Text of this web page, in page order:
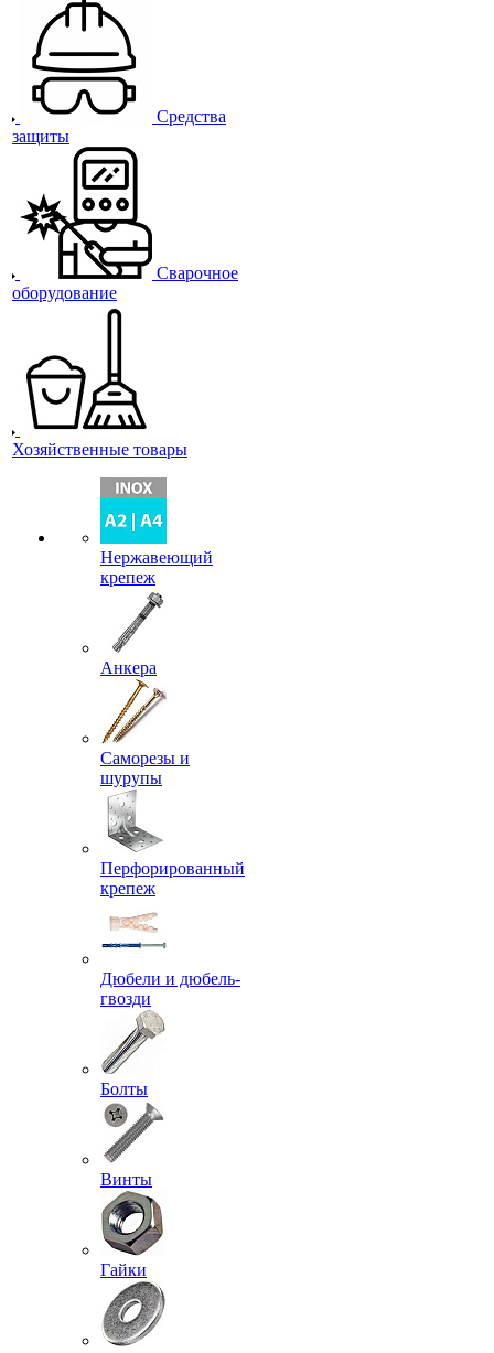
Средства
защиты
Сварочное
оборудование
Хозяйственные товары
Нержавеющий
крепеж
Анкера
Саморезы и
шурупы
Перфорированный
крепеж
Дюбели и дюбель-
гвозди
Болты
Винты
Гайки